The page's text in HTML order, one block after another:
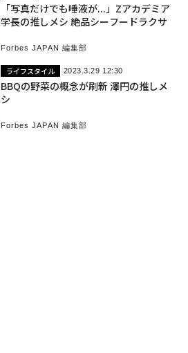
「写真だけでも唾液が...」Zアカデミア
学長の推しメシ 絶品シーフードラクサ
Forbes JAPAN 編集部
ライフスタイル 2023.3.29 12:30
BBQの野菜の概念が刷新 澤円の推しメ
シ
Forbes JAPAN 編集部